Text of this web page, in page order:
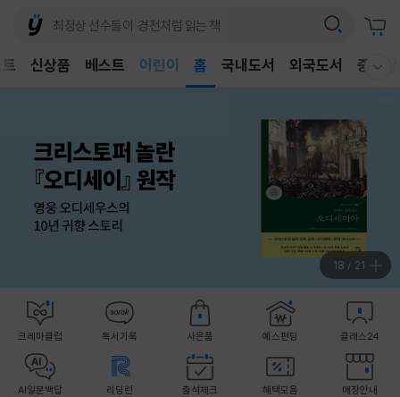
신상품 베스트
독후감
홈 국내도서 외국도서 중고샵
18 / 21
크레마클럽 독서기록 사은품 예스펀딩 클래스24
AI일문백답 리딩런 출석체크 혜택모음 매장안내